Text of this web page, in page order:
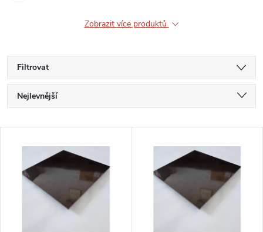
Zobrazit více produktů
Filtrovat
Ř
a
Nejlevnější
Abecedně
V